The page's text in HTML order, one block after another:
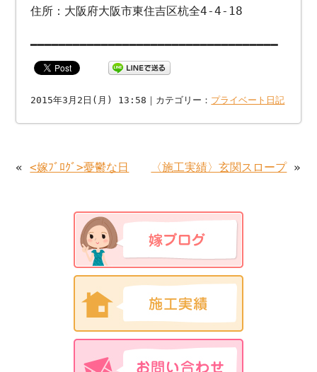
住所：大阪府大阪市東住吉区杭全4-4-18
━━━━━━━━━━━━━━━━━━━━━━━━━━━━━━━━━━━
2015年3月2日(月) 13:58｜カテゴリー： プライベート日記
«<嫁ﾌﾞﾛｸﾞ>憂鬱な日 〈施工実績〉玄関スロープ»